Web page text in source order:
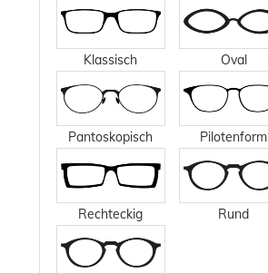
Klassisch Oval
Pantoskopisch Pilotenform
Rechteckig Rund